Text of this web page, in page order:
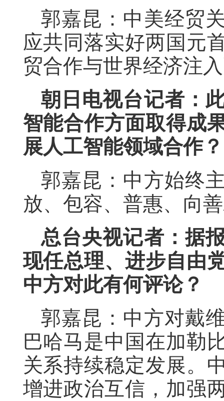
郭嘉昆：中美经贸
应共同落实好两国元
贸合作与世界经济注
朝日电视台记者：
智能合作方面取得成
展人工智能领域合作？
郭嘉昆：中方始终
放、包容、普惠、向
总台央视记者：据
现任总理、进步自由
中方对此有何评论？
郭嘉昆：中方对戴
巴哈马是中国在加勒
关系持续稳定发展。
增进政治互信，加强